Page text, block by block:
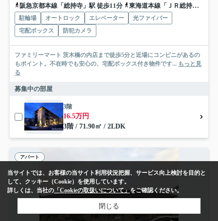
阪急京都本線「総持寺」駅 徒歩11分
東海道本線「ＪＲ総持寺」駅 徒歩20分
駐輪場 オートロック エレベーター
光ファイバー
宅配ボックス
防犯カメラ
ファミリーマート 茨木橋の内店まで徒歩5分と近場にコンビニがあるの
もポイント。不在時でも安心の、宅配ボックス付き物件です... もっと見
る
募集中の部屋
3階
16.5万円
3階 / 71.90㎡ / 2LDK
アパート
当サイトでは、お客様の当サイト利用状況把握、サービス向上検討を目的と
して、クッキー（Cookie）を使用しています。
詳しくは、当社の 「Cookieの取扱いについて」をご確認ください。
閉じる